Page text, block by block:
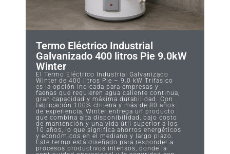
Termo Eléctrico Industrial
Galvanizado 400 litros Pie 9.0kW
Winter
El Termo Eléctrico Industrial Galvanizado
Winter de 400 litros Pie – 9.0 kW Trifásico
es la opción indicada para empresas y
faenas que requieren agua caliente continua,
gran capacidad y máxima durabilidad. Con
fabricación 100% chilena y más de 80 años
de experiencia, Winter entrega un producto
que combina alta disponibilidad, bajo costo
de mantención y una vida útil superior a los
10 años, lo que significa ahorros energéticos
y económicos en el mediano y largo plazo.
Este termo está diseñado para responder a
procesos productivos intensos, donde la